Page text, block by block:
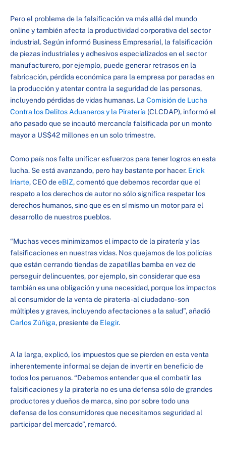
Pero el problema de la falsificación va más allá del mundo
online y también afecta la productividad corporativa del sector
industrial. Según informó Business Empresarial, la falsificación
de piezas industriales y adhesivos especializados en el sector
manufacturero, por ejemplo, puede generar retrasos en la
fabricación, pérdida económica para la empresa por paradas en
la producción y atentar contra la seguridad de las personas,
incluyendo pérdidas de vidas humanas. La Comisión de Lucha
Contra los Delitos Aduaneros y la Piratería (CLCDAP), informó el
año pasado que se incautó mercancía falsificada por un monto
mayor a US$42 millones en un solo trimestre.
Como país nos falta unificar esfuerzos para tener logros en esta
lucha. Se está avanzando, pero hay bastante por hacer. Erick
Iriarte, CEO deeBIZ, comentó que debemos recordar que el
respeto a los derechos de autor no sólo significa respetar los
derechos humanos, sino que es en sí mismo un motor para el
desarrollo de nuestros pueblos.
“Muchas veces minimizamos el impacto de la piratería y las
falsificaciones en nuestras vidas. Nos quejamos de los policías
que están cerrando tiendas de zapatillas bamba en vez de
perseguir delincuentes, por ejemplo, sin considerar que esa
también es una obligación y una necesidad, porque los impactos
al consumidor de la venta de piratería -al ciudadano- son
múltiples y graves, incluyendo afectaciones a la salud”, añadió
Carlos Zúñiga, presiente de Elegir.
A la larga, explicó, los impuestos que se pierden en esta venta
inherentemente informal se dejan de invertir en beneficio de
todos los peruanos. “Debemos entender que el combatir las
falsificaciones y la piratería no es una defensa sólo de grandes
productores y dueños de marca, sino por sobre todo una
defensa de los consumidores que necesitamos seguridad al
participar del mercado”, remarcó.